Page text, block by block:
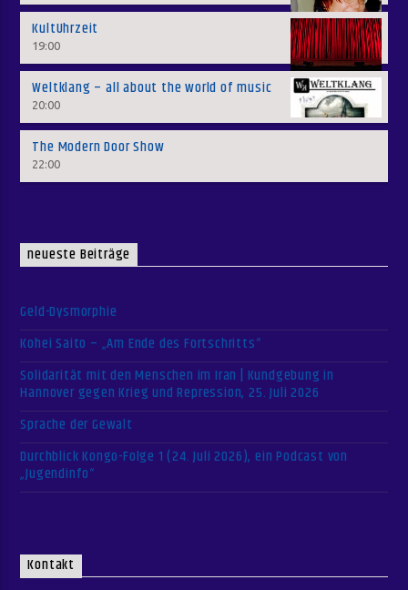
KultUhrzeit
19:00
Weltklang – all about the world of music
20:00
The Modern Door Show
22:00
neueste Beiträge
Geld-Dysmorphie
Kohei Saito – „Am Ende des Fortschritts“
Solidarität mit den Menschen im Iran | Kundgebung in
Hannover gegen Krieg und Repression, 25. Juli 2026
Sprache der Gewalt
Durchblick Kongo-Folge 1 (24. Juli 2026), ein Podcast von
„Jugendinfo“
Kontakt